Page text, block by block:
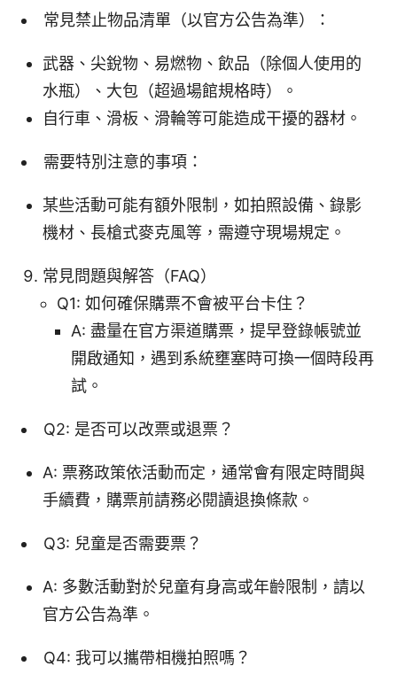
常見禁止物品清單（以官方公告為準）：
武器、尖銳物、易燃物、飲品（除個人使用的
水瓶）、大包（超過場館規格時）。
自行車、滑板、滑輪等可能造成干擾的器材。
需要特別注意的事項：
某些活動可能有額外限制，如拍照設備、錄影
機材、長槍式麥克風等，需遵守現場規定。
常見問題與解答（FAQ）
Q1: 如何確保購票不會被平台卡住？
A: 盡量在官方渠道購票，提早登錄帳號並
開啟通知，遇到系統壅塞時可換一個時段再
試。
Q2: 是否可以改票或退票？
A: 票務政策依活動而定，通常會有限定時間與
手續費，購票前請務必閱讀退換條款。
Q3: 兒童是否需要票？
A: 多數活動對於兒童有身高或年齡限制，請以
官方公告為準。
Q4: 我可以攜帶相機拍照嗎？